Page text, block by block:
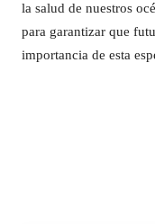
la salud de nuestros
para garantizar que
importancia de esta